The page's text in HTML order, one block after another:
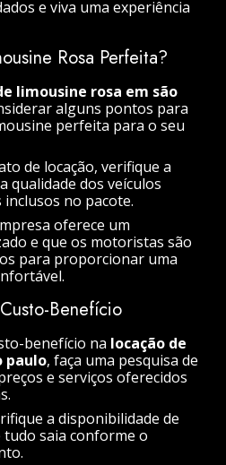
e viva uma experiência
Rosa Perfeita?
limousine rosa em são
alguns pontos para
perfeita para o seu
de locação, verifique a
qualidade dos veículos
no pacote.
oferece um
e que os motoristas são
para proporcionar uma
Benefício
benefício na locação de
paulo, faça uma pesquisa de
e serviços oferecidos
a disponibilidade de
saia conforme o